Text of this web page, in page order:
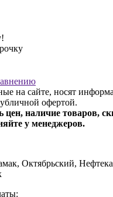
на сайте, носят
офертой.
цен, наличие товаров,
у менеджеров.
Октябрьский,